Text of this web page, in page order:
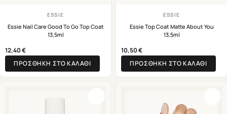
ESSIE
Essie Nail Care Good To Go Top Coat
13,5ml
12,40€
ΠΡΟΣΘΉΚΗ ΣΤΟ ΚΑΛΆΘΙ
ESSIE
Essie Top Coat Matte About You
13,5ml
10,50€
ΠΡΟΣΘΉΚΗ ΣΤΟ ΚΑΛΆΘΙ